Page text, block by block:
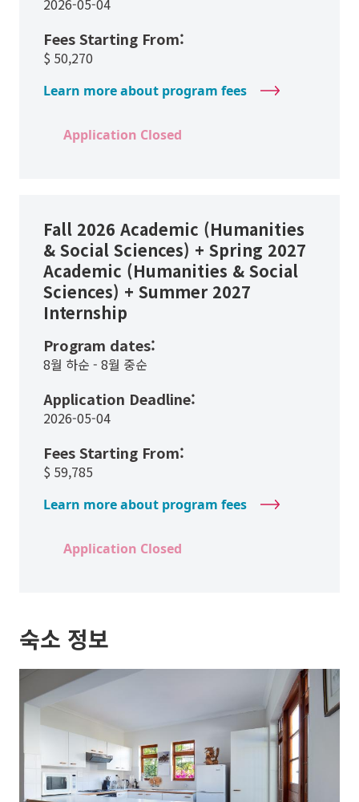
2026-05-04
Fees Starting From:
$ 50,270
Learn more about program fees
Application Closed
Fall 2026 Academic (Humanities
& Social Sciences) + Spring 2027
Academic (Humanities & Social
Sciences) + Summer 2027
Internship
Program dates:
8월 하순 - 8월 중순
Application Deadline:
2026-05-04
Fees Starting From:
$ 59,785
Learn more about program fees
Application Closed
숙소 정보